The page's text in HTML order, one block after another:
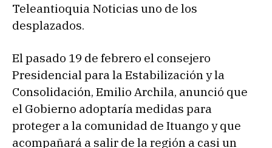
Teleantioquia Noticias uno de los
desplazados.
El pasado 19 de febrero el consejero
Presidencial para la Estabilización y la
Consolidación, Emilio Archila, anunció que
el Gobierno adoptaría medidas para
proteger a la comunidad de Ituango y que
acompañará a salir de la región a casi un